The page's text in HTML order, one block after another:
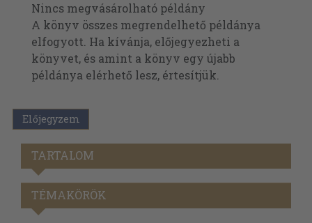
Nincs megvásárolható példány
A könyv összes megrendelhető példánya
elfogyott. Ha kívánja, előjegyezheti a
könyvet, és amint a könyv egy újabb
példánya elérhető lesz, értesítjük.
Előjegyzem
TARTALOM
TÉMAKÖRÖK